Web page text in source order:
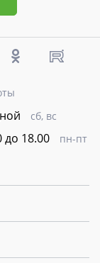
сб, вс
до 18.00 пн-пт